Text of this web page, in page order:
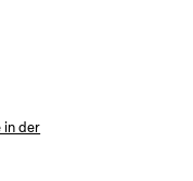
in der